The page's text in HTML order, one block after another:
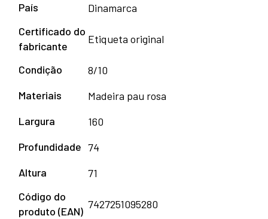
País
Dinamarca
Certificado do
fabricante
Etiqueta original
Condição
8/10
Materiais
Madeira pau rosa
Largura
160
Profundidade 74
Altura
71
Código do
produto (EAN)
7427251095280